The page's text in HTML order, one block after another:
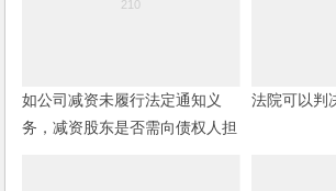
如公司减资未履行法定通知义
务，减资股东是否需向债权人担
法院可以判